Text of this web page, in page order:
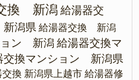
換 新潟 給湯器交
潟県 給湯器交換 新潟
ョン 新潟 給湯器交換マ
交換マンション 新潟県
交換 新潟県上越市 給湯器修